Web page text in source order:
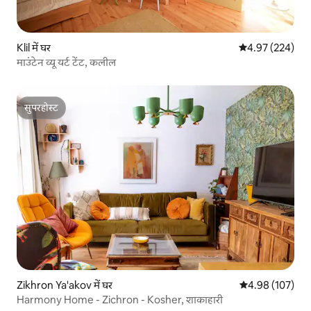
Klil में घर औसत रेटिंग 5 में से
4.97 (224)
माउंटेन व्यू यर्ट टेंट, कलील
सुपरहोस्ट
सुपरहोस्ट
Zikhron Ya'akov में घर औसत रेटिंग 5 में से
4.98 (107)
Harmony Home - Zichron - Kosher, शाकाहारी